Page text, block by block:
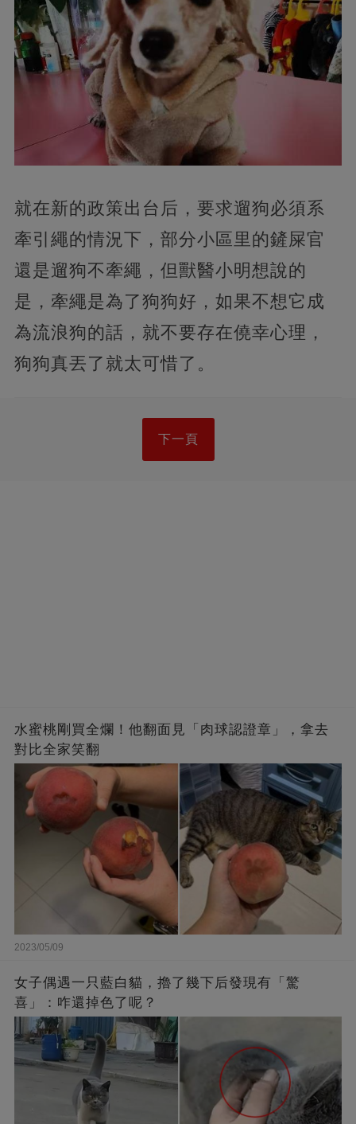
就在新的政策出台后，要求遛狗必須系
牽引繩的情況下，部分小區里的鏟屎官
還是遛狗不牽繩，但獸醫小明想說的
是，牽繩是為了狗狗好，如果不想它成
為流浪狗的話，就不要存在僥幸心理，
狗狗真丟了就太可惜了。
下一頁
水蜜桃剛買全爛！他翻面見「肉球認證章」，拿去
對比全家笑翻
2023/05/09
女子偶遇一只藍白貓，擼了幾下后發現有「驚
喜」：咋還掉色了呢？